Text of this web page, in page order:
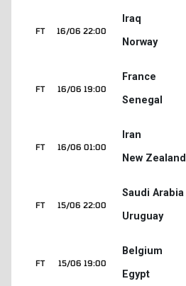
16/06 22:00
FT
Iraq
Norway
16/06 19:00
FT
France
Senegal
16/06 01:00
FT
Iran
New Zealand
15/06 22:00
FT
Saudi Arabia
Uruguay
15/06 19:00
FT
Belgium
Egypt